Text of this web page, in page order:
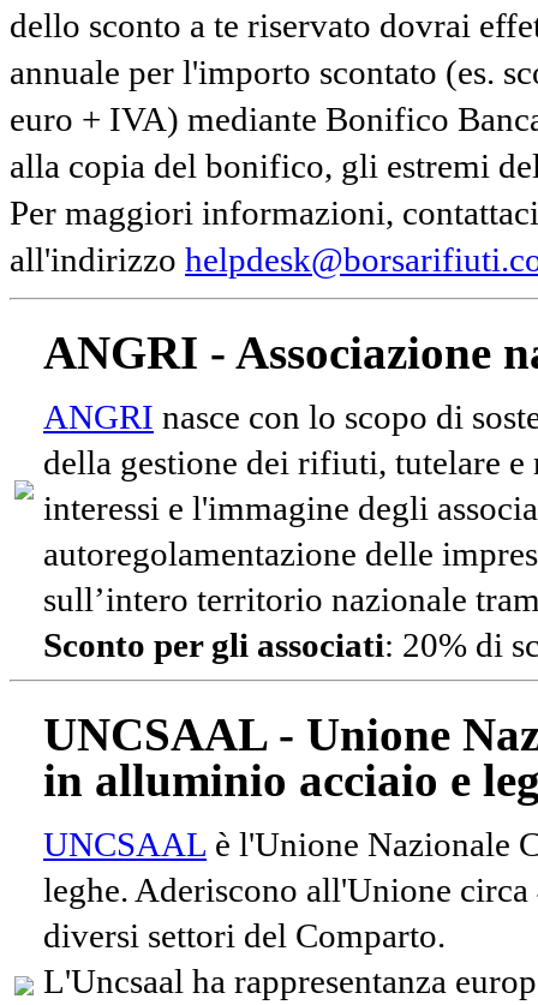
dello sconto a te riservato dovrai
annuale per l'importo scontato (es.
euro + IVA) mediante Bonifico
alla copia del bonifico, gli estremi
Per maggiori informazioni,
all'indirizzo
ANGRI - Associazione
ANGRI nasce con lo scopo di
della gestione dei rifiuti, tutelare e
interessi e l'immagine degli
autoregolamentazione delle
sull’intero territorio nazionale
Sconto per gli associati: 20% di
UNCSAAL - Unione
in alluminio acciaio e
UNCSAAL è l'Unione Nazionale
leghe. Aderiscono all'Unione
diversi settori del Comparto.
L'Uncsaal ha rappresentanza